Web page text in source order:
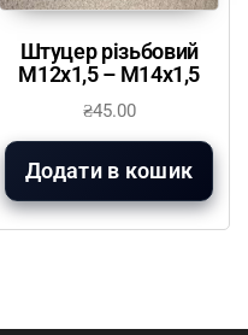
Штуцер різьбовий
М12х1,5 – М14х1,5
₴45.00
Додати в кошик